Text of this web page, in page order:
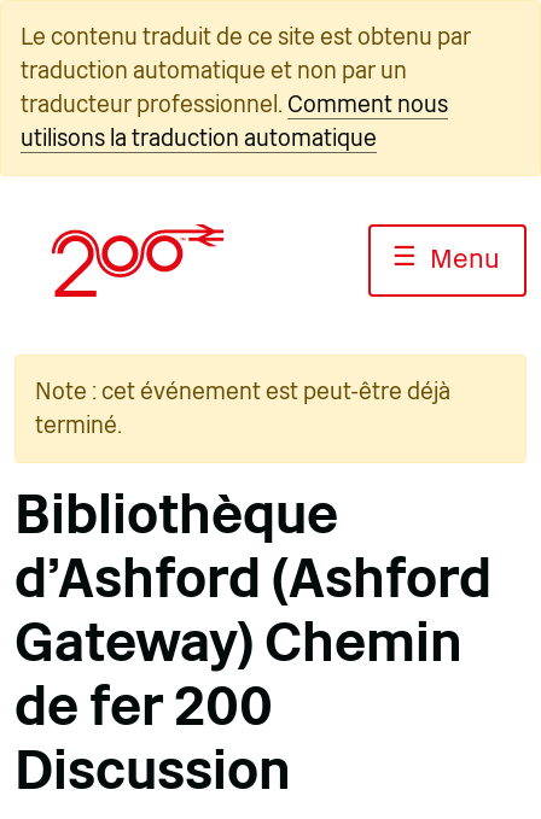
content
Le contenu traduit de ce site est obtenu par
traduction automatique et non par un
traducteur professionnel. Comment nous
utilisons la traduction automatique
☰ Menu
Note : cet événement est peut-être déjà
terminé.
Bibliothèque
d'Ashford (Ashford
Gateway) Chemin
de fer 200
Discussion